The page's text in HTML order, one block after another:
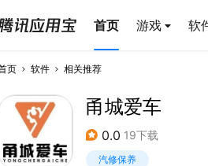
首页 游戏 软
页 软件 相关推荐
甬城爱车
0.0 19下载
汽修保养